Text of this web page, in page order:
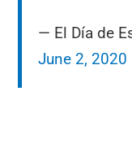
— El Día de
June 2, 2020